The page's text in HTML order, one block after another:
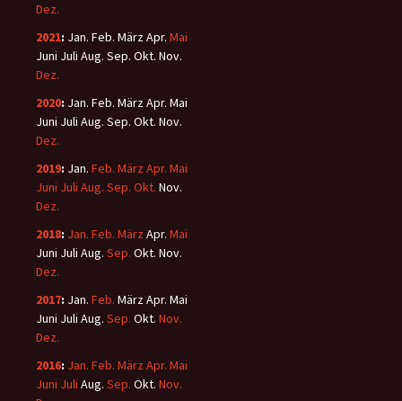
Dez.
2021: Jan. Feb. MärzApr. Mai
Juni Juli Aug. Sep. Okt. Nov.
Dez.
2020: Jan. Feb. MärzApr. Mai
Juni Juli Aug. Sep. Okt. Nov.
Dez.
2019: Jan. Feb. März Apr. Mai
Juni Juli Aug. Sep. Okt. Nov.
Dez.
2018: Jan. Feb. März Apr. Mai
Juni Juli Aug. Sep. Okt. Nov.
Dez.
2017: Jan. Feb. MärzApr. Mai
Juni Juli Aug. Sep. Okt. Nov.
Dez.
2016: Jan. Feb. März Apr. Mai
Juni Juli Aug. Sep. Okt. Nov.